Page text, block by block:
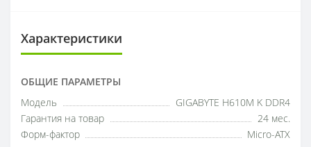
Характеристики
ОБЩИЕ ПАРАМЕТРЫ
Модель
GIGABYTE H610M K DDR4
Гарантия на товар
24 мес.
Форм-фактор
Micro-ATX